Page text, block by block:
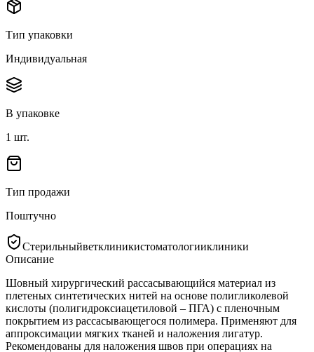
Тип упаковки
Индивидуальная
В упаковке
1 шт.
Тип продажи
Поштучно
Стерильныйветклиникистоматологииклиники
Описание
Шовный хирургический рассасывающийся материал из
плетеных синтетических нитей на основе полигликолевой
кислоты (полигидроксиацетиловой – ПГА) с пленочным
покрытием из рассасывающегося полимера. Применяют для
аппроксимации мягких тканей и наложения лигатур.
Рекомендованы для наложения швов при операциях на